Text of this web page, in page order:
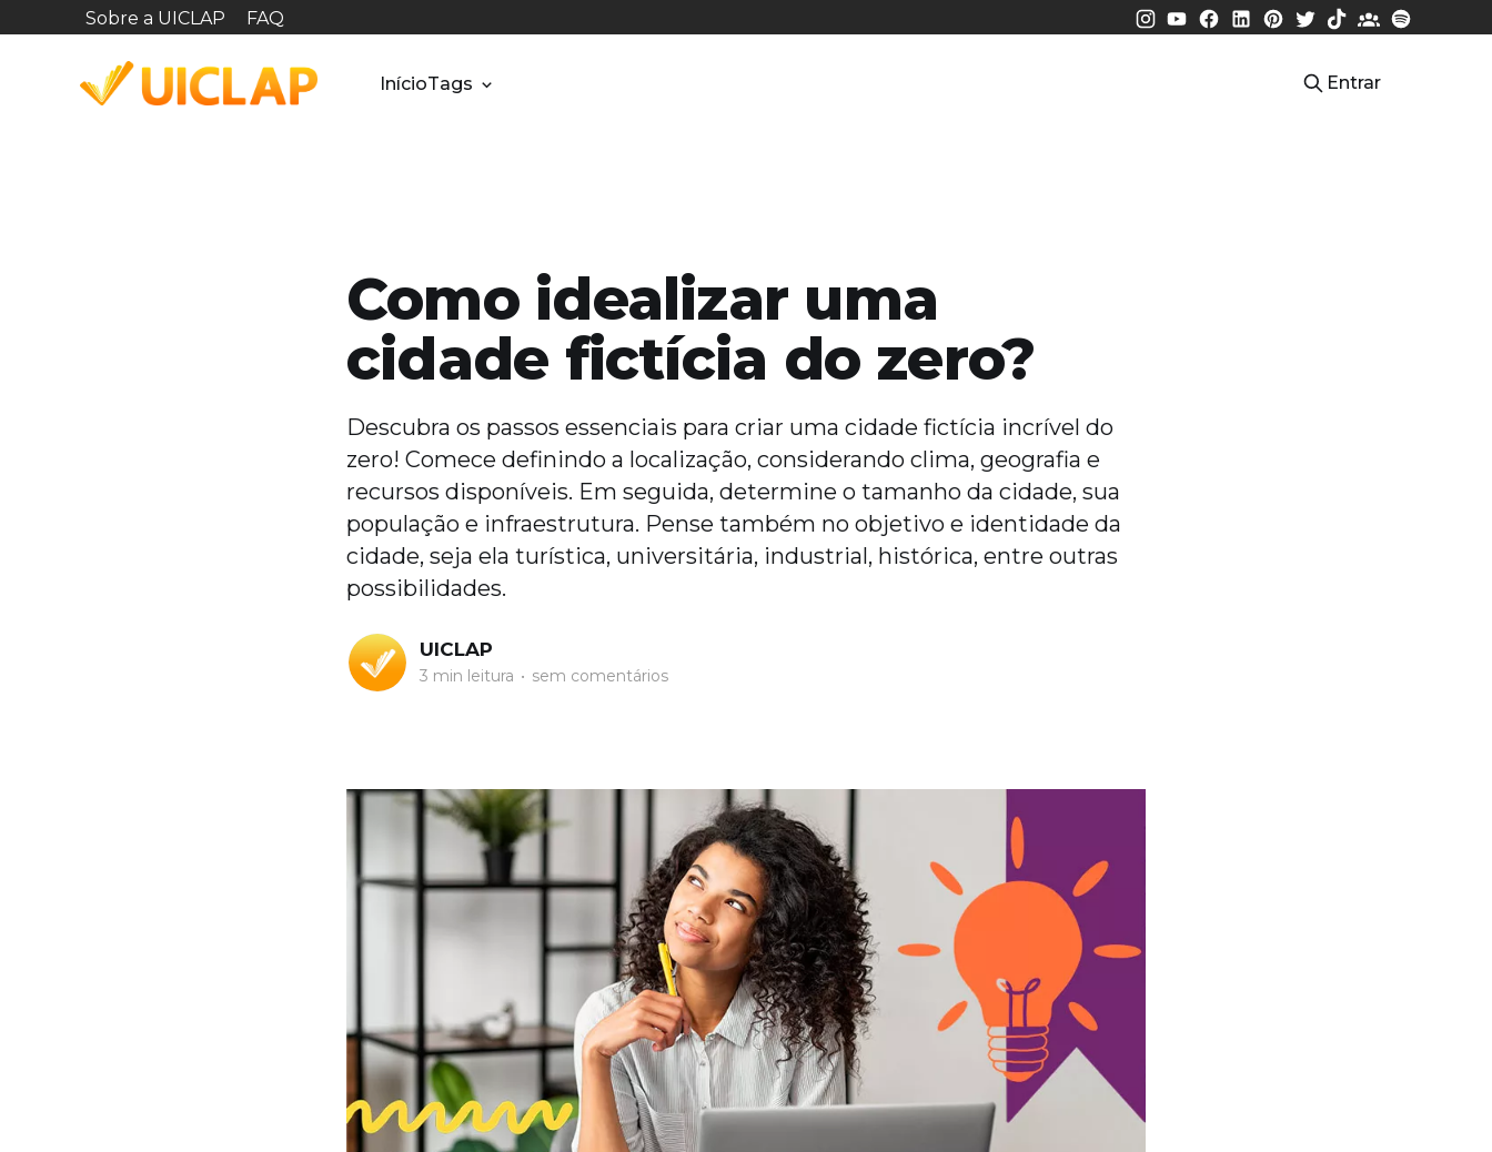
Sobre a UICLAP FAQ
InícioTags Entrar
Como idealizar uma
cidade fictícia do zero?
Descubra os passos essenciais para criar uma cidade fictícia incrível do
zero! Comece definindo a localização, considerando clima, geografia e
recursos disponíveis. Em seguida, determine o tamanho da cidade, sua
população e infraestrutura. Pense também no objetivo e identidade da
cidade, seja ela turística, universitária, industrial, histórica, entre outras
possibilidades.
UICLAP
3 min leitura • sem comentários